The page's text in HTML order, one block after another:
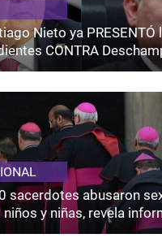
Nieto ya PRESENTÓ
CONTRA
sacerdotes abusaron
y niñas, revela